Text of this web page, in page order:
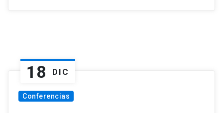
18 DIC
Conferencias